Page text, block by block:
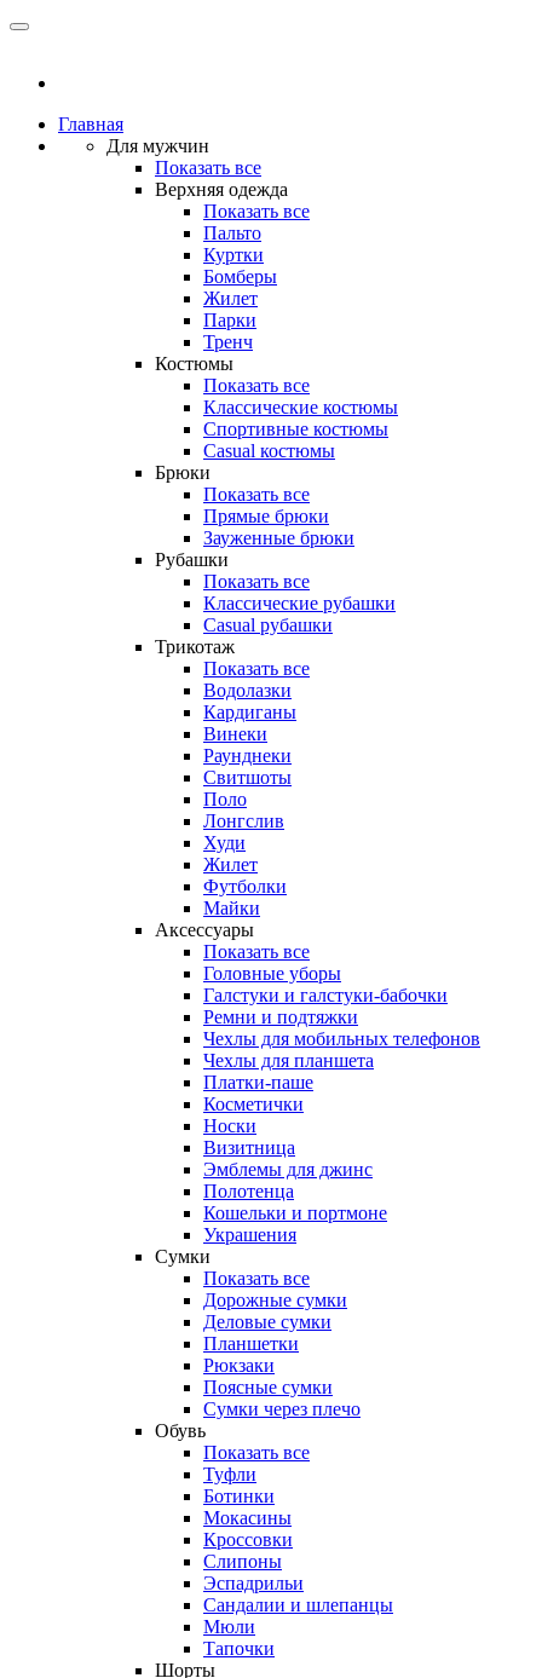
Главная
Для мужчин
Показать все
Верхняя одежда
Показать все
Пальто
Куртки
Бомберы
Жилет
Парки
Тренч
Костюмы
Показать все
Классические костюмы
Спортивные костюмы
Casual костюмы
Брюки
Показать все
Прямые брюки
Зауженные брюки
Рубашки
Показать все
Классические рубашки
Casual рубашки
Трикотаж
Показать все
Водолазки
Кардиганы
Винеки
Раунднеки
Свитшоты
Поло
Лонгслив
Худи
Жилет
Футболки
Майки
Аксессуары
Показать все
Головные уборы
Галстуки и галстуки-бабочки
Ремни и подтяжки
Чехлы для мобильных телефонов
Чехлы для планшета
Платки-паше
Косметички
Носки
Визитница
Эмблемы для джинс
Полотенца
Кошельки и портмоне
Украшения
Сумки
Показать все
Дорожные сумки
Деловые сумки
Планшетки
Рюкзаки
Поясные сумки
Сумки через плечо
Обувь
Показать все
Туфли
Ботинки
Мокасины
Кроссовки
Слипоны
Эспадрильи
Сандалии и шлепанцы
Мюли
Тапочки
Шорты